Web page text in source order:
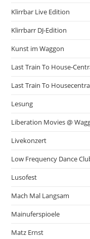
Klirrbar Live Edition
Klirrbarr DJ-Edition
Kunst im Waggon
Last Train To House-
Last Train To
Lesung
Liberation Movies @
Livekonzert
Low Frequency Dance
Lusofest
Mach Mal Langsam
Mainuferspioele
Matz Ernst